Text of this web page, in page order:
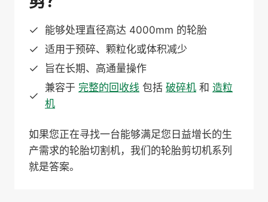
能够处理直径高达 4000mm 的轮胎
适用于预碎、颗粒化或体积减少
旨在长期、高通量操作
兼容于 完整的回收线 包括 破碎机 和 造粒
机
如果您正在寻找一台能够满足您日益增长的生
产需求的轮胎切割机，我们的轮胎剪切机系列
就是答案。